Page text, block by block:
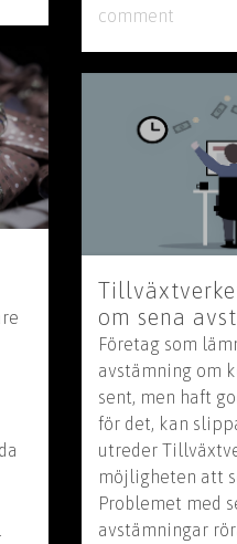
comment
om sena
Företag som
avstämning om
sent, men haft
för det, kan
utreder
möjligheten att
Problemet med
avstämningar